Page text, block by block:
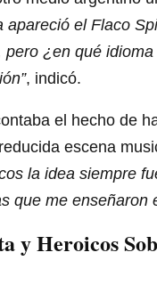
el Flaco
¿en qué
, indicó.
el hecho de
escena
la idea siempre
que me enseñaron
y Heroicos